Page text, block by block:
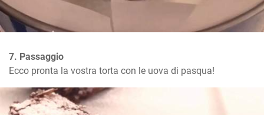
7. Passaggio
Ecco pronta la vostra torta con le uova di pasqua!